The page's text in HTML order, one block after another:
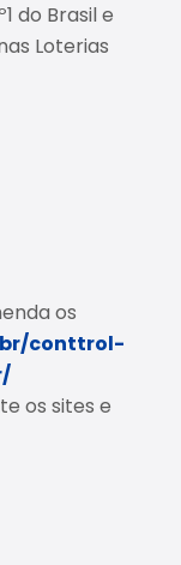
do Brasil e
Loterias
os
conttrol-
os sites e